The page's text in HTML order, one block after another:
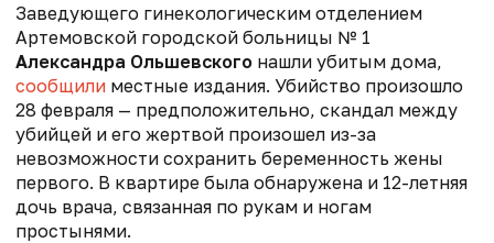
Заведующего гинекологическим отделением
Артемовской городской больницы № 1
Александра Ольшевского нашли убитым дома,
сообщили местные издания. Убийство произошло
28 февраля — предположительно, скандал между
убийцей и его жертвой произошел из-за
невозможности сохранить беременность жены
первого. В квартире была обнаружена и 12-летняя
дочь врача, связанная по рукам и ногам
простынями.